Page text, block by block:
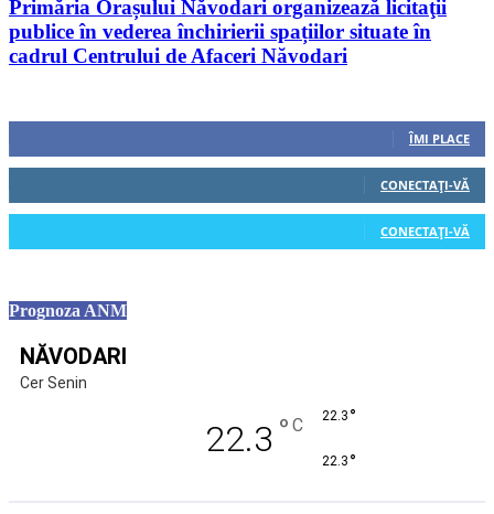
Primăria Orașului Năvodari organizează licitaţii
publice în vederea închirierii spațiilor situate în
cadrul Centrului de Afaceri Năvodari
ÎMI PLACE
CONECTAȚI-VĂ
CONECTAȚI-VĂ
Prognoza ANM
NĂVODARI
Cer Senin
22.3 ° C 22.3 °
22.3 °